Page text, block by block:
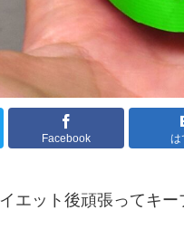
Facebook は
エット後頑張ってキー